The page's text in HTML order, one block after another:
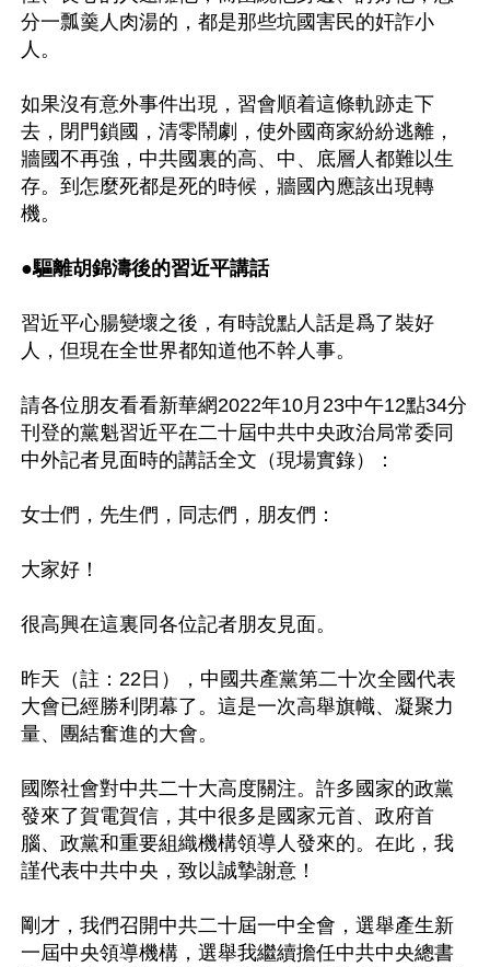
分一瓢羹人肉湯的，都是那些坑國害民的奸詐小
人。
如果沒有意外事件出現，習會順着這條軌跡走下
去，閉門鎖國，清零鬧劇，使外國商家紛紛逃離，
牆國不再強，中共國裏的高、中、底層人都難以生
存。到怎麼死都是死的時候，牆國內應該出現轉
機。
●驅離胡錦濤後的習近平講話
習近平心腸變壞之後，有時說點人話是爲了裝好
人，但現在全世界都知道他不幹人事。
請各位朋友看看新華網2022年10月23中午12點34分
刊登的黨魁習近平在二十屆中共中央政治局常委同
中外記者見面時的講話全文（現場實錄）：
女士們，先生們，同志們，朋友們：
大家好！
很高興在這裏同各位記者朋友見面。
昨天（註：22日），中國共產黨第二十次全國代表
大會已經勝利閉幕了。這是一次高舉旗幟、凝聚力
量、團結奮進的大會。
國際社會對中共二十大高度關注。許多國家的政黨
發來了賀電賀信，其中很多是國家元首、政府首
腦、政黨和重要組織機構領導人發來的。在此，我
謹代表中共中央，致以誠摯謝意！
剛才，我們召開中共二十屆一中全會，選舉產生新
一屆中央領導機構，選舉我繼續擔任中共中央總書